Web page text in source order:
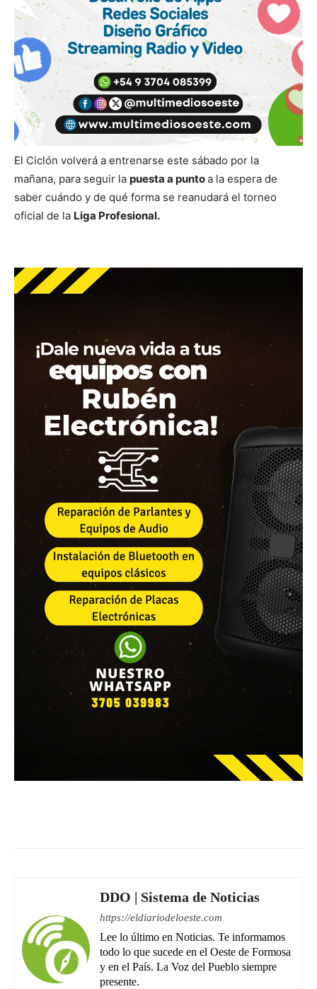
El Ciclón volverá a entrenarse este sábado por la
mañana, para seguir la puesta a puntoa la espera de
saber cuándo y de qué forma se reanudará el torneo
oficial de la Liga Profesional.
DDO | Sistema de Noticias
https://eldiariodeloeste.com
Lee lo último en Noticias. Te informamos
todo lo que sucede en el Oeste de Formosa
y en el País. La Voz del Pueblo siempre
presente.